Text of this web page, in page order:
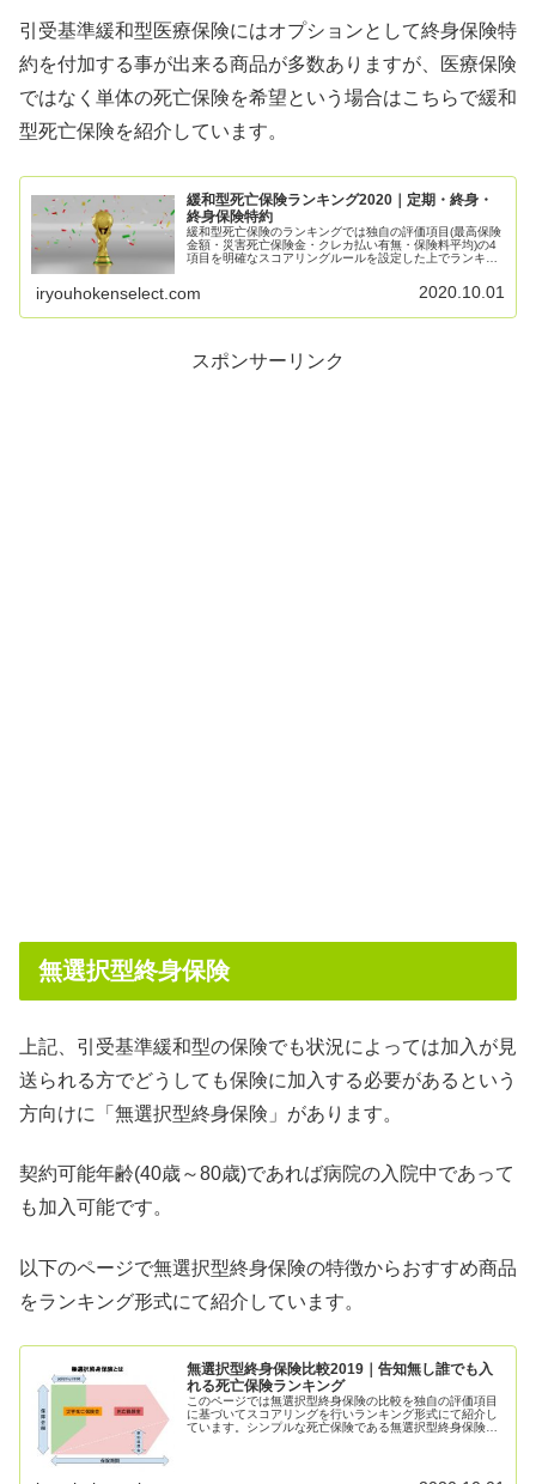
引受基準緩和型医療保険にはオプションとして終身保険特
約を付加する事が出来る商品が多数ありますが、医療保険
ではなく単体の死亡保険を希望という場合はこちらで緩和
型死亡保険を紹介しています。
緩和型死亡保険ランキング2020｜定期・終身・
終身保険特約
緩和型死亡保険のランキングでは独自の評価項目(最高保険
金額・災害死亡保険金・クレカ払い有無・保険料平均)の4
項目を明確なスコアリングルールを設定した上でランキン
保険の終身保険タイプに分かれる為それぞれで紹介してい
ます。
iryouhokenselect.com 2020.10.01
スポンサーリンク
無選択型終身保険
上記、引受基準緩和型の保険でも状況によっては加入が見
送られる方でどうしても保険に加入する必要があるという
方向けに「無選択型終身保険」があります。
契約可能年齢(40歳～80歳)であれば病院の入院中であって
も加入可能です。
以下のページで無選択型終身保険の特徴からおすすめ商品
をランキング形式にて紹介しています。
無選択型終身保険比較2019｜告知無し誰でも入
れる死亡保険ランキング
このページでは無選択型終身保険の比較を独自の評価項目
に基づいてスコアリングを行いランキング形式にて紹介し
ています。シンプルな死亡保険である無選択型終身保険も